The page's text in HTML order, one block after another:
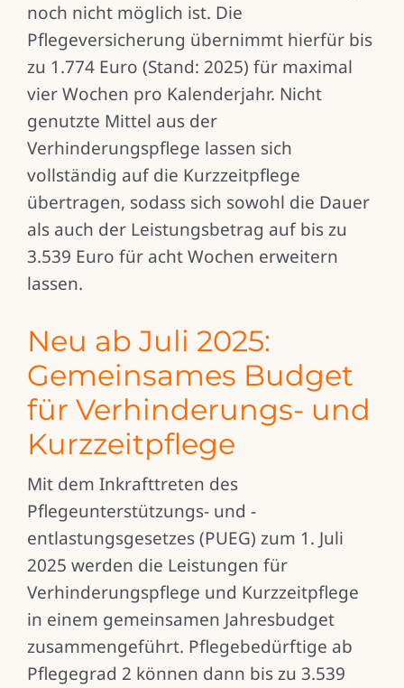
noch nicht möglich ist. Die
Pflegeversicherung übernimmt hierfür bis
zu 1.774 Euro (Stand: 2025) für maximal
vier Wochen pro Kalenderjahr. Nicht
genutzte Mittel aus der
Verhinderungspflege lassen sich
vollständig auf die Kurzzeitpflege
übertragen, sodass sich sowohl die Dauer
als auch der Leistungsbetrag auf bis zu
3.539 Euro für acht Wochen erweitern
lassen.
Neu ab Juli 2025:
Gemeinsames Budget
für Verhinderungs- und
Kurzzeitpflege
Mit dem Inkrafttreten des
Pflegeunterstützungs- und -
entlastungsgesetzes (PUEG) zum 1. Juli
2025 werden die Leistungen für
Verhinderungspflege und Kurzzeitpflege
in einem gemeinsamen Jahresbudget
zusammengeführt. Pflegebedürftige ab
Pflegegrad 2 können dann bis zu 3.539